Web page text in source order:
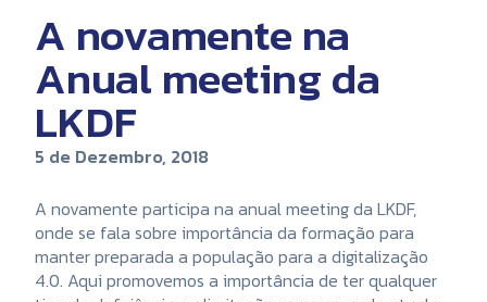
A novamente na
Anual meeting da
LKDF
5 de Dezembro, 2018
A novamente participa na anual meeting da LKDF,
onde se fala sobre importância da formação para
manter preparada a população para a digitalização
4.0. Aqui promovemos a importância de ter qualquer